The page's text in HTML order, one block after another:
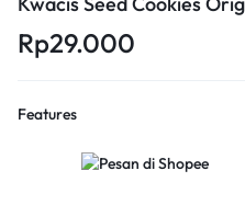
Rp29.000
Features